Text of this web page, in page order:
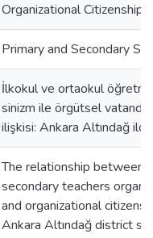
Organizational Citizenship
Primary and Secondary
İlkokul ve ortaokul
sinizm ile örgütsel
ilişkisi: Ankara Altındağ
The relationship between
secondary teachers
and organizational
Ankara Altındağ district